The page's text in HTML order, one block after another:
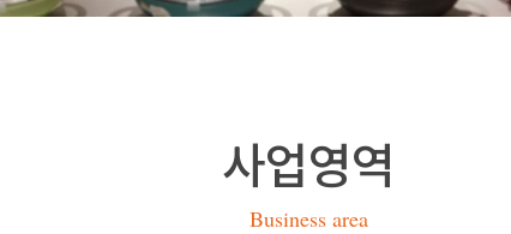
사업영역
Business area